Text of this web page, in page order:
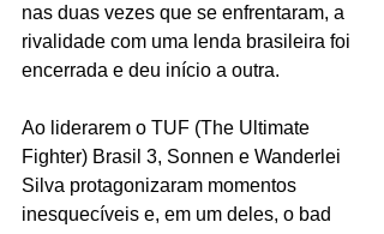
nas duas vezes que se enfrentaram, a
rivalidade com uma lenda brasileira foi
encerrada e deu início a outra.
Ao liderarem o TUF (The Ultimate
Fighter) Brasil 3, Sonnen e Wanderlei
Silva protagonizaram momentos
inesquecíveis e, em um deles, o bad